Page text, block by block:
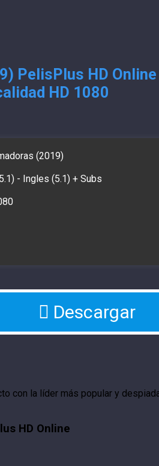
PelisPlus HD
HD 1080
(2019)
- Ingles (5.1) + Subs
Descargar
con la líder más popular y
HD Online